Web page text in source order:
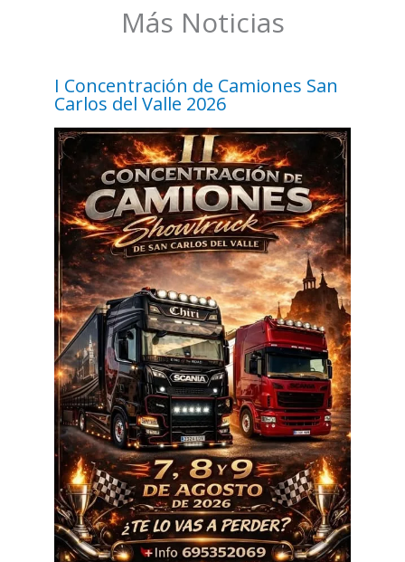
Más Noticias
I Concentración de Camiones San
Carlos del Valle 2026